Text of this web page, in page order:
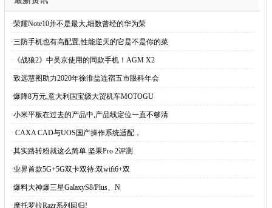
·荣耀Note10并不是最大,细数曾经的华为荣
·三防手机也有高配置,性能逆天的它是不是你的菜
· 《战狼2》中吴京使用的同款手机！AGM X2
·致远慧图助力2020年徐淮盐连宿五市眼科年会
·爆降8万元,意大利国宝级大贸机车MOTOGU
·小米平板在过去的产品中,产品线定位一直不够清
· CAXA CAD与UOS国产操作系统适配，
·其实路转粉就这么简单 坚果Pro 2评测
·业界首款5G+5G双卡双待:双wifi6+双
·爆料大神爆三星GalaxyS8/Plus、N
·摩托罗拉Razr系列回归!